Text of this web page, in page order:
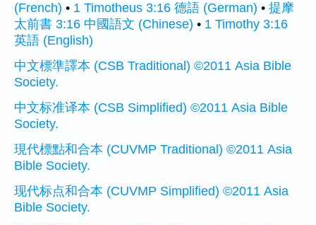
(French) • 1 Timotheus 3:16 德語 (German) • 提摩
太前書 3:16 中國語文 (Chinese) • 1 Timothy 3:16
英語 (English)
中文標準譯本 (CSB Traditional) ©2011 Asia Bible
Society.
中文标准译本 (CSB Simplified) ©2011 Asia Bible
Society.
現代標點和合本 (CUVMP Traditional) ©2011 Asia
Bible Society.
现代标点和合本 (CUVMP Simplified) ©2011 Asia
Bible Society.